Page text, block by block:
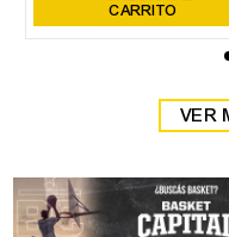
CARRITO
VER